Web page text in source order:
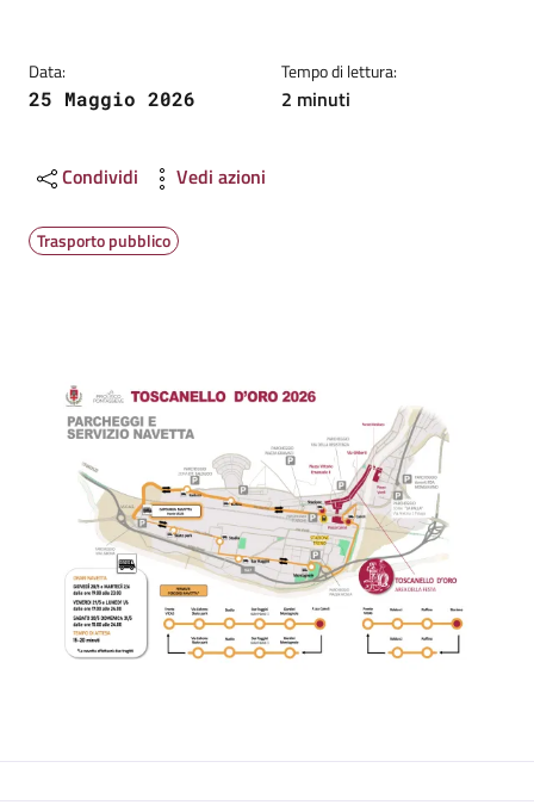
Data:
25 Maggio 2026
Tempo di lettura:
2 minuti
Condividi Vedi azioni
Trasporto pubblico